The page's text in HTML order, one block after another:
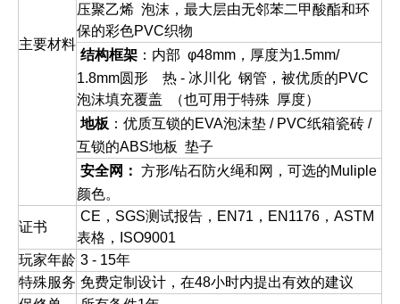
主要材料
压聚乙烯 泡沫，最大层由无邻苯二甲酸酯和环
保的彩色PVC织物
结构框架 ：内部 φ48mm，厚度为1.5mm/
1.8mm圆形 热 - 冰川化 钢管，被优质的PVC
泡沫填充覆盖 （也可用于特殊 厚度）
地板 ：优质互锁的EVA泡沫垫 / PVC纸箱瓷砖 /
互锁的ABS地板 垫子
安全网： 方形/钻石防火绳和网，可选的Muliple
颜色。
证书
CE，SGS测试报告，EN71，EN1176，ASTM
表格，ISO9001
玩家年龄 3 - 15年
特殊服务 免费定制设计，在48小时内提出有效的建议